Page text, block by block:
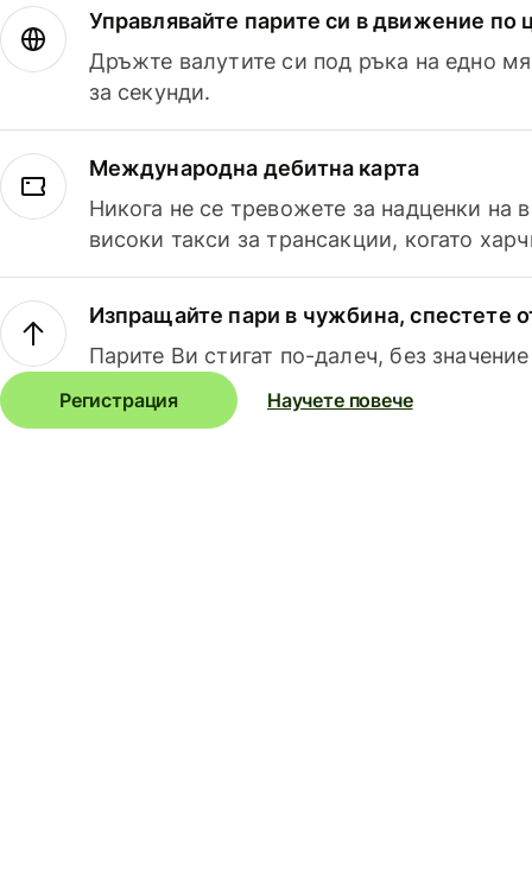
Управлявайте парите си в движение по
Дръжте валутите си под ръка на едно
за секунди.
Международна дебитна карта
Никога не се тревожете за надценки на
високи такси за трансакции, когато
Изпращайте пари в чужбина, спестете
Парите Ви стигат по-далеч, без
Регистрация Научете повече